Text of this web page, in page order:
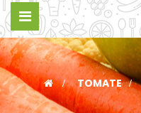
Navegación
de
palanca
> TOMATE >